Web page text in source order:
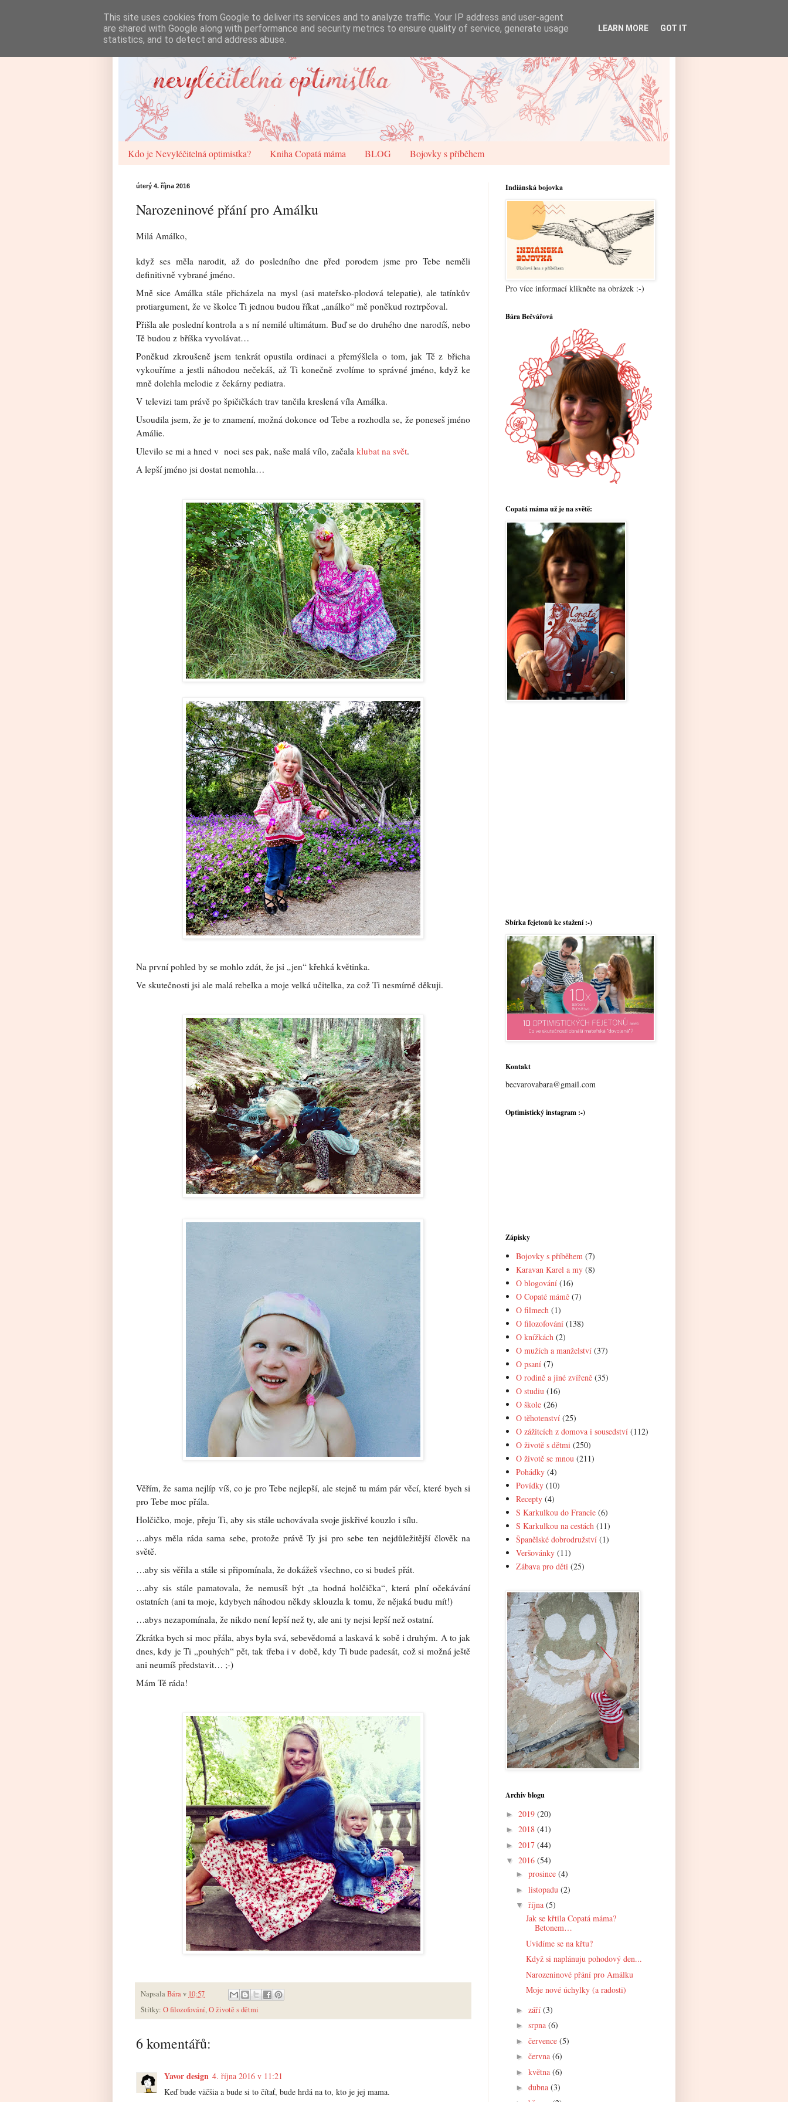
Kdo je Nevyléčitelná optimistka? Kniha Copatá máma BLOG Bojovky s příběhem
úterý 4. října 2016
Narozeninové přání pro Amálku
Milá Amálko,
když ses měla narodit, až do posledního dne před porodem jsme pro Tebe neměli
definitivně vybrané jméno.
Mně sice Amálka stále přicházela na mysl (asi mateřsko-plodová telepatie), ale tatínkův
protiargument, že ve školce Ti jednou budou říkat „análko“ mě poněkud roztrpčoval.
Přišla ale poslední kontrola a s ní nemilé ultimátum. Buď se do druhého dne narodíš, nebo
Tě budou z bříška vyvolávat…
Poněkud zkroušeně jsem tenkrát opustila ordinaci a přemýšlela o tom, jak Tě z břicha
vykouříme a jestli náhodou nečekáš, až Ti konečně zvolíme to správné jméno, když ke
mně dolehla melodie z čekárny pediatra.
V televizi tam právě po špičičkách trav tančila kreslená víla Amálka.
Usoudila jsem, že je to znamení, možná dokonce od Tebe a rozhodla se, že poneseš jméno
Amálie.
Ulevilo se mi a hned v noci ses pak, naše malá vílo, začala klubat na svět.
A lepší jméno jsi dostat nemohla…
Na první pohled by se mohlo zdát, že jsi „jen“ křehká květinka.
Ve skutečnosti jsi ale malá rebelka a moje velká učitelka, za což Ti nesmírně děkuji.
Věřím, že sama nejlíp víš, co je pro Tebe nejlepší, ale stejně tu mám pár věcí, které bych si
pro Tebe moc přála.
Holčičko, moje, přeju Ti, aby sis stále uchovávala svoje jiskřivé kouzlo i sílu.
…abys měla ráda sama sebe, protože právě Ty jsi pro sebe ten nejdůležitější člověk na
světě.
…aby sis věřila a stále si připomínala, že dokážeš všechno, co si budeš přát.
…aby sis stále pamatovala, že nemusíš být „ta hodná holčička“, která plní očekávání
ostatních (ani ta moje, kdybych náhodou někdy sklouzla k tomu, že nějaká budu mít!)
…abys nezapomínala, že nikdo není lepší než ty, ale ani ty nejsi lepší než ostatní.
Zkrátka bych si moc přála, abys byla svá, sebevědomá a laskavá k sobě i druhým. A to jak
dnes, kdy je Ti „pouhých“ pět, tak třeba i v době, kdy Ti bude padesát, což si možná ještě
ani neumíš představit… ;-)
Mám Tě ráda!
NapsalaBárav 10:57
Štítky: O filozofování,O životě s dětmi
6 komentářů:
Yavor design 4. října 2016 v 11:21
Keď bude väčšia a bude si to čítať, bude hrdá na to, kto je jej mama.
Indiánská bojovka
Pro více informací klikněte na obrázek :-)
Bára Bečvářová
Copatá máma už je na světě:
Sbírka fejetonů ke stažení :-)
Kontakt
becvarovabara@gmail.com
Optimistický instagram :-)
Zápisky
Bojovky s příběhem (7)
Karavan Karel a my (8)
O blogování (16)
O Copaté mámě (7)
O filmech (1)
O filozofování (138)
O knížkách (2)
O mužích a manželství (37)
O psaní (7)
O rodině a jiné zvířeně (35)
O studiu (16)
O škole (26)
O těhotenství (25)
O zážitcích z domova i sousedství (112)
O životě s dětmi (250)
O životě se mnou (211)
Pohádky (4)
Povídky (10)
Recepty (4)
S Karkulkou do Francie (6)
S Karkulkou na cestách (11)
Španělské dobrodružství (1)
Veršovánky (11)
Zábava pro děti (25)
Archiv blogu
► 2019 (20)
► 2018 (41)
► 2017 (44)
▼ 2016 (54)
► prosince (4)
► listopadu (2)
▼ října (5)
Jak se křtila Copatá máma?
Betonem…
Uvidíme se na křtu?
Když si naplánuju pohodový den...
Narozeninové přání pro Amálku
Moje nové úchylky (a radosti)
► září (3)
► srpna (6)
► července (5)
► června (6)
► května (6)
► dubna (3)
This site uses cookies from Google to deliver its services and to analyze traffic. Your IP address and user-agent
are shared with Google along with performance and security metrics to ensure quality of service, generate usage
statistics, and to detect and address abuse.
LEARN MORE GOT IT